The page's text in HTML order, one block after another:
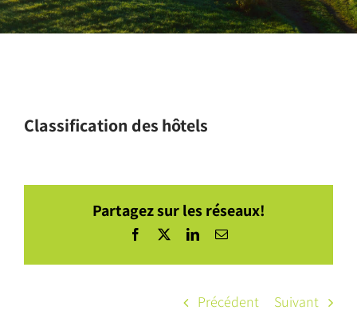
Classification des hôtels
Partagez sur les réseaux!
Facebook LinkedInCourriel
Précédent Suivant